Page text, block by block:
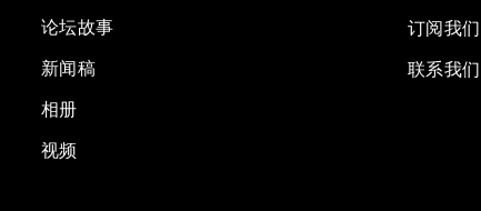
论坛故事
新闻稿
相册
视频
订阅我
联系我们